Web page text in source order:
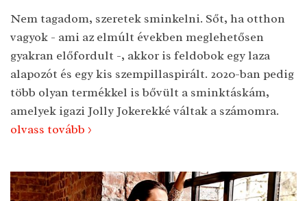
Nem tagadom, szeretek sminkelni. Sőt, ha otthon
vagyok - ami az elmúlt években meglehetősen
gyakran előfordult -, akkor is feldobok egy laza
alapozót és egy kis szempillaspirált. 2020-ban pedig
több olyan termékkel is bővült a sminktáskám,
amelyek igazi Jolly Jokerekké váltak a számomra.
olvass tovább >